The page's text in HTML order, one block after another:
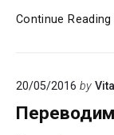
Continue Reading
20/05/2016 by
Переводим